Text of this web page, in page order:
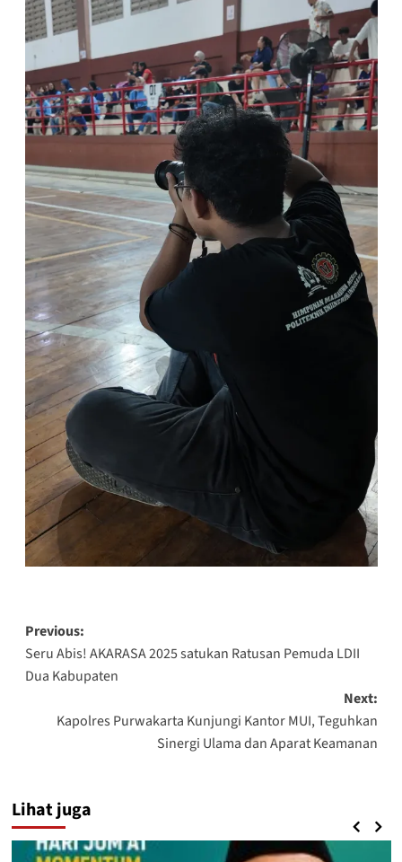
Post
navigation
Previous:
Seru Abis! AKARASA 2025 satukan Ratusan Pemuda LDII
Dua Kabupaten
Next:
Kapolres Purwakarta Kunjungi Kantor MUI, Teguhkan
Sinergi Ulama dan Aparat Keamanan
Lihat juga